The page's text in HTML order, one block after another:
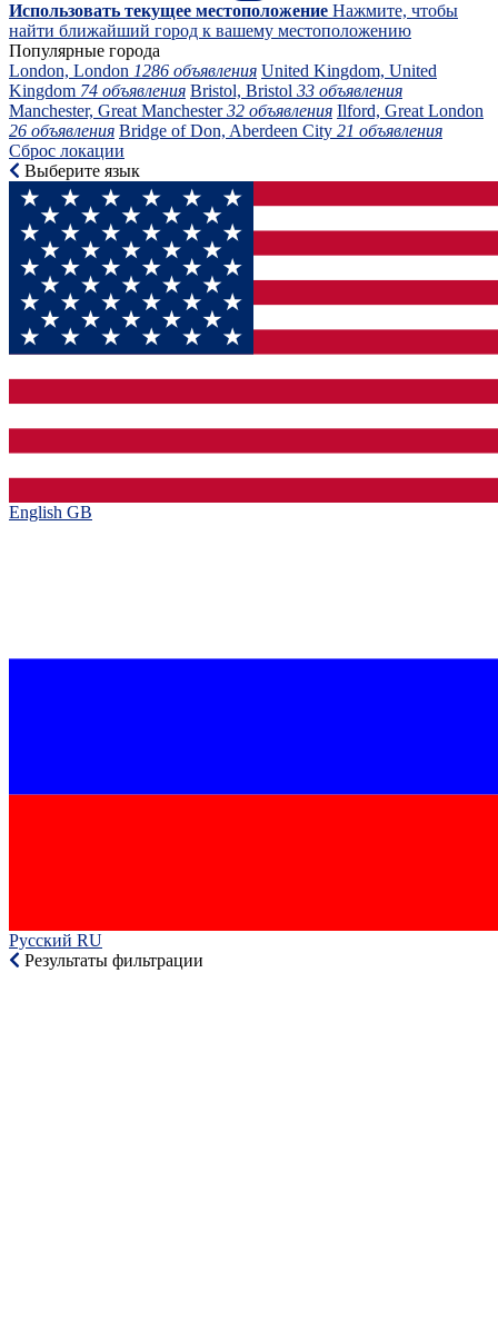
Использовать текущее местоположение Нажмите, чтобы
найти ближайший город к вашему местоположению
Популярные города
London, London 1286 объявления United Kingdom, United
Kingdom 74 объявления Bristol, Bristol 33 объявления
Manchester, Great Manchester32 объявления Ilford, Great London
26 объявления Bridge of Don, Aberdeen City 21 объявления
Сброс локации
Выберите язык
English GB‎
Русский RU‎
Результаты фильтрации